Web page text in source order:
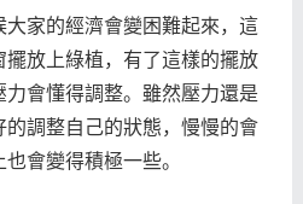
家的經濟會變困難起來，這
放上綠植，有了這樣的擺放
會懂得調整。雖然壓力還是
調整自己的狀態，慢慢的會
會變得積極一些。